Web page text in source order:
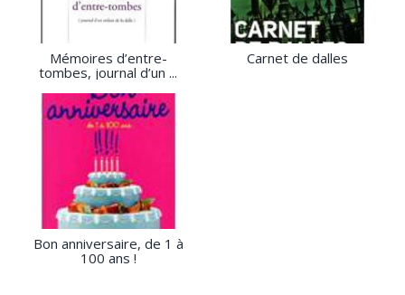
Mémoires d’entre-
tombes, journal d’un ...
Carnet de dalles
Bon anniversaire, de 1 à
100 ans !